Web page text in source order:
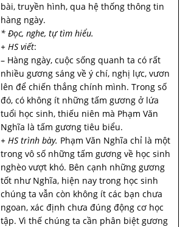
bài, truyền hình, qua hệ thống thông tin
hàng ngày.
* Đọc, nghe, tự tìm hiểu.
+ HS viết:
– Hàng ngày, cuộc sống quanh ta có rất
nhiều gương sáng về ý chí, nghị lực, vươn
lên để chiến thắng chính mình. Trong số
đó, có không ít những tấm gương ở lứa
tuổi học sinh, thiếu niên mà Phạm Văn
Nghĩa là tấm gương tiêu biểu.
+ HS trình bày. Phạm Văn Nghĩa chỉ là một
trong vô số những tấm gương về học sinh
nghèo vượt khó. Bên cạnh những gương
tốt như Nghĩa, hiện nay trong học sinh
chúng ta vẫn còn không ít các bạn chưa
ngoan, xác định chưa đúng động cơ học
tập. Vì thế chúng ta cần phân biệt gương